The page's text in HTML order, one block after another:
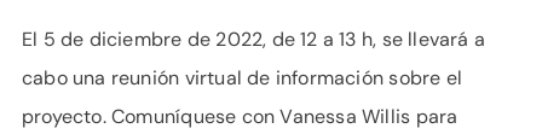
El 5 de diciembre de 2022, de 12 a 13 h, se llevará a
cabo una reunión virtual de información sobre el
proyecto. Comuníquese con Vanessa Willis para